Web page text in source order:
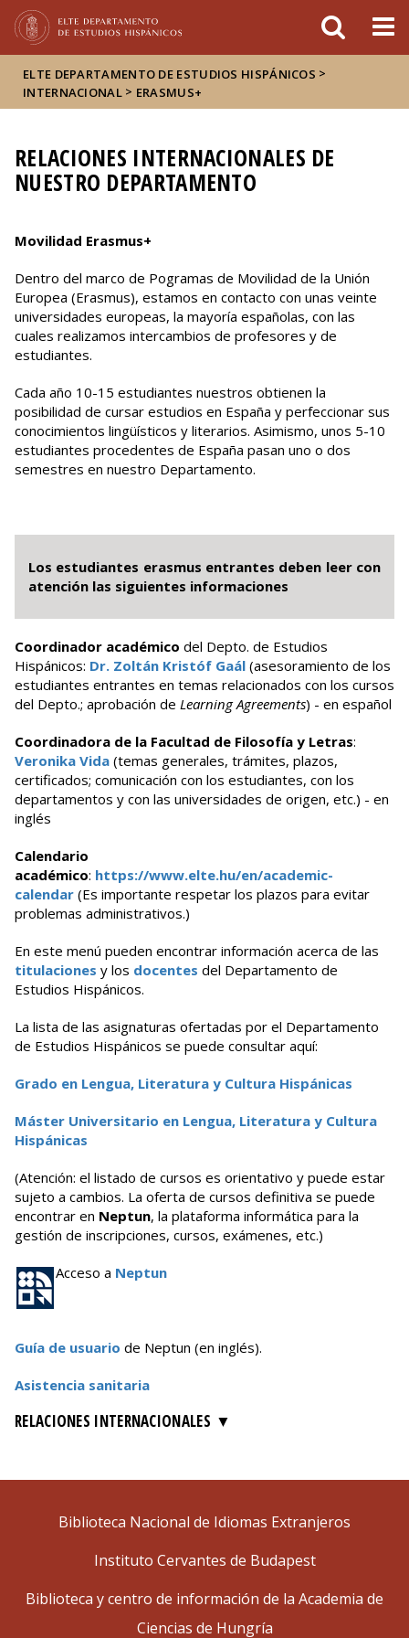
ELTE DEPARTAMENTO DE ESTUDIOS HISPÁNICOS >
INTERNACIONAL > ERASMUS+
RELACIONES INTERNACIONALES DE
NUESTRO DEPARTAMENTO
Movilidad Erasmus+
Dentro del marco de Pogramas de Movilidad de la Unión
Europea (Erasmus), estamos en contacto con unas veinte
universidades europeas, la mayoría españolas, con las
cuales realizamos intercambios de profesores y de
estudiantes.
Cada año 10-15 estudiantes nuestros obtienen la
posibilidad de cursar estudios en España y perfeccionar sus
conocimientos lingüísticos y literarios. Asimismo, unos 5-10
estudiantes procedentes de España pasan uno o dos
semestres en nuestro Departamento.
Los estudiantes erasmus entrantes deben leer con
atención las siguientes informaciones
Coordinador académico del Depto. de Estudios
Hispánicos: Dr. Zoltán Kristóf Gaál (asesoramiento de los
estudiantes entrantes en temas relacionados con los cursos
del Depto.; aprobación de Learning Agreements) - en español
Coordinadora de la Facultad de Filosofía y Letras:
Veronika Vida (temas generales, trámites, plazos,
certificados; comunicación con los estudiantes, con los
departamentos y con las universidades de origen, etc.) - en
inglés
Calendario
académico: https://www.elte.hu/en/academic-
calendar (Es importante respetar los plazos para evitar
problemas administrativos.)
En este menú pueden encontrar información acerca de las
titulaciones y los docentes del Departamento de
Estudios Hispánicos.
La lista de las asignaturas ofertadas por el Departamento
de Estudios Hispánicos se puede consultar aquí:
Grado en Lengua, Literatura y Cultura Hispánicas
Máster Universitario en Lengua, Literatura y Cultura
Hispánicas
(Atención: el listado de cursos es orientativo y puede estar
sujeto a cambios. La oferta de cursos definitiva se puede
encontrar en Neptun, la plataforma informática para la
gestión de inscripciones, cursos, exámenes, etc.)
Acceso a Neptun
Guía de usuario de Neptun (en inglés).
Asistencia sanitaria
RELACIONES INTERNACIONALES
Biblioteca Nacional de Idiomas Extranjeros
Instituto Cervantes de Budapest
Biblioteca y centro de información de la Academia de
Ciencias de Hungría